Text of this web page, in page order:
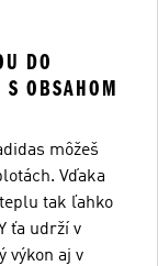
DO
S OBSAHOM
môžeš
Vďaka
tak ľahko
ťa udrží v
výkon aj v